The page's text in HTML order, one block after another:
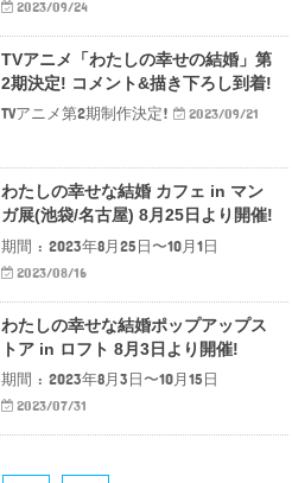
2023/09/24
TVアニメ「わたしの幸せの結婚」第
2期決定! コメント&描き下ろし到着!
TVアニメ第2期制作決定!
2023/09/21
わたしの幸せな結婚 カフェ in マン
ガ展(池袋/名古屋) 8月25日より開催!
期間 : 2023年8月25日〜10月1日
2023/08/16
わたしの幸せな結婚ポップアップス
トア in ロフト 8月3日より開催!
期間 : 2023年8月3日〜10月15日
2023/07/31